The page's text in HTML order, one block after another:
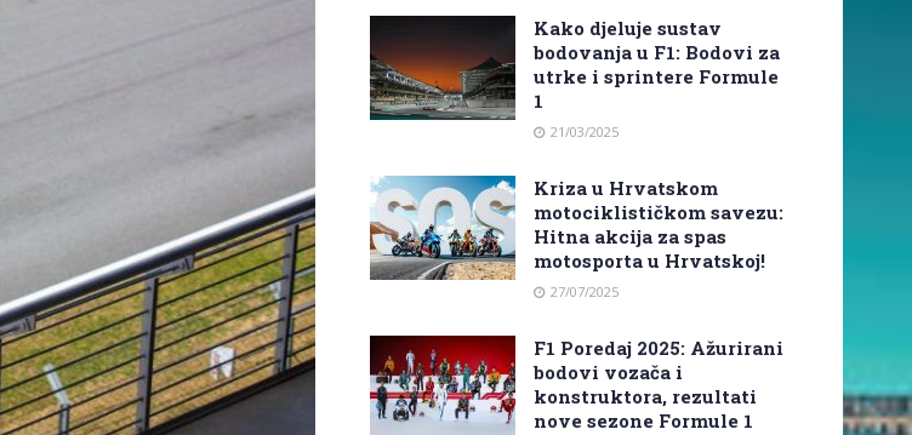
Kako djeluje sustav
bodovanja u F1: Bodovi za
utrke i sprintere Formule
1
21/03/2025
Kriza u Hrvatskom
motociklističkom savezu:
Hitna akcija za spas
motosporta u Hrvatskoj!
27/07/2025
F1 Poredaj 2025: Ažurirani
bodovi vozača i
konstruktora, rezultati
nove sezone Formule 1